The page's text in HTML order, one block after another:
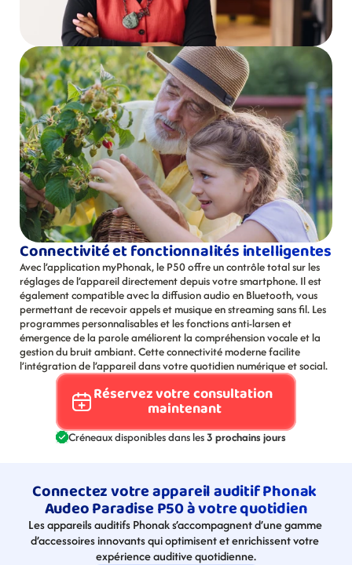
Connectivité et fonctionnalités intelligentes
Avec l’application myPhonak, le P50 offre un contrôle total sur les
réglages de l’appareil directement depuis votre smartphone. Il est
également compatible avec la diffusion audio en Bluetooth, vous
permettant de recevoir appels et musique en streaming sans fil. Les
programmes personnalisables et les fonctions anti-larsen et
émergence de la parole améliorent la compréhension vocale et la
gestion du bruit ambiant. Cette connectivité moderne facilite
l’intégration de l’appareil dans votre quotidien numérique et social.
Réservez votre consultation
maintenant
Créneaux disponibles dans les 3 prochains jours
Connectez votre appareil auditif Phonak
Audeo Paradise P50 à votre quotidien
Les appareils auditifs Phonak s’accompagnent d’une gamme
d’accessoires innovants qui optimisent et enrichissent votre
expérience auditive quotidienne.